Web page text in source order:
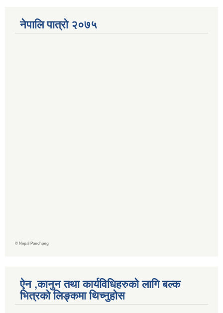
नेपालि पात्रो २०७५
© Nepal Panchang
ऐन ,कानुन तथा कार्यविधिहरुको लागि बल्क
भित्रको लिङ्कमा थिच्‍नुहोस